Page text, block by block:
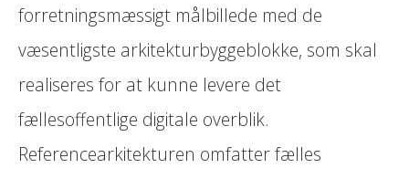
forretningsmæssigt målbillede med de
væsentligste arkitekturbyggeblokke, som skal
realiseres for at kunne levere det
fællesoffentlige digitale overblik.
Referencearkitekturen omfatter fælles